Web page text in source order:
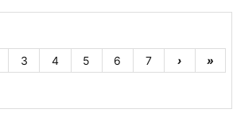
3 4 5 6 7 › »